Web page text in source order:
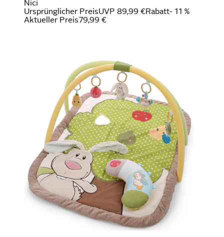
Nici
Ursprünglicher PreisUVP 89,99 €Rabatt- 11 %
Aktueller Preis79,99 €